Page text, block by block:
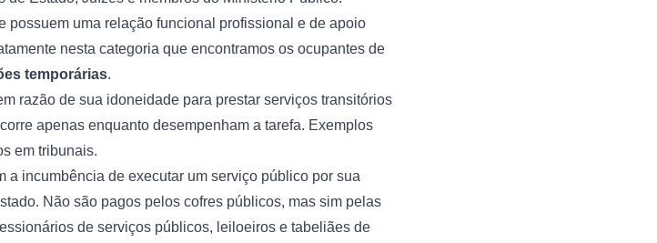
possuem uma relação funcional profissional e de apoio
nesta categoria que encontramos os ocupantes de
temporárias.
razão de sua idoneidade para prestar serviços transitórios
apenas enquanto desempenham a tarefa. Exemplos
em tribunais.
a incumbência de executar um serviço público por sua
Não são pagos pelos cofres públicos, mas sim pelas
de serviços públicos, leiloeiros e tabeliães de